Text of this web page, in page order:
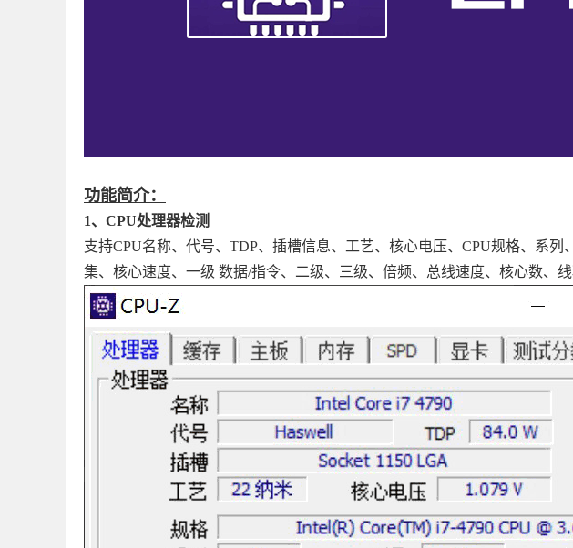
功能简介：
1、CPU处理器检测
支持CPU名称、代号、TDP、插槽信息、工艺、核心电压、CPU规格、系
集、核心速度、一级 数据/指令、二级、三级、倍频、总线速度、核心数、线